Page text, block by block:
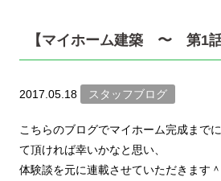
【マイホーム建築 〜 第1話
2017.05.18 スタッフブログ
こちらのブログでマイホーム完成まで
て頂ければ幸いかなと思い、
体験談を元に連載させていただきます＾